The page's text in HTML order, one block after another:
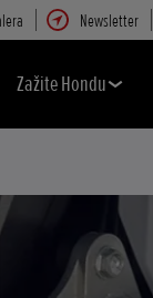
Newsletter
Zažite Hondu